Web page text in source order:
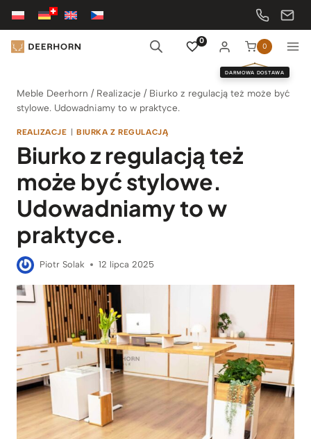
Przejdź
treści
0
0
DARMOWA DOSTAWA
Meble Deerhorn / Realizacje / Biurko z regulacją też może być
stylowe. Udowadniamy to w praktyce.
REALIZACJE | BIURKA Z REGULACJĄ
Biurko z regulacją też
może być stylowe.
Udowadniamy to w
praktyce.
Piotr Solak 12 lipca 2025